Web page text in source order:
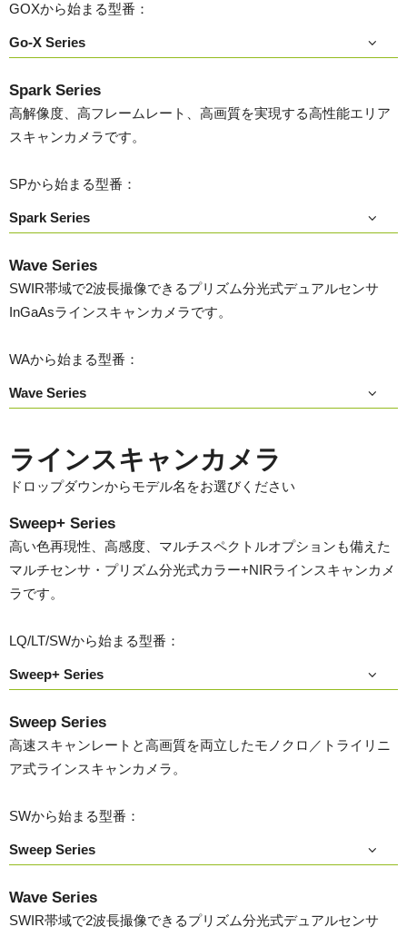
GOXから始まる型番：
Go-X Series
Spark Series
高解像度、高フレームレート、高画質を実現する高性能エリア
スキャンカメラです。
SPから始まる型番：
Spark Series
Wave Series
SWIR帯域で2波長撮像できるプリズム分光式デュアルセンサ
InGaAsラインスキャンカメラです。
WAから始まる型番：
Wave Series
ラインスキャンカメラ
ドロップダウンからモデル名をお選びください
Sweep+ Series
高い色再現性、高感度、マルチスペクトルオプションも備えた
マルチセンサ・プリズム分光式カラー+NIRラインスキャンカメ
ラです。
LQ/LT/SWから始まる型番：
Sweep+ Series
Sweep Series
高速スキャンレートと高画質を両立したモノクロ／トライリニ
ア式ラインスキャンカメラ。
SWから始まる型番：
Sweep Series
Wave Series
SWIR帯域で2波長撮像できるプリズム分光式デュアルセンサ